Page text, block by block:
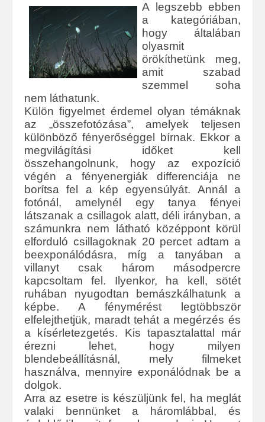
A legszebb ebben
a kategóriában,
hogy általában
olyasmit
örökíthetünk meg,
amit szabad
szemmel soha
nem láthatunk.
Külön figyelmet érdemel olyan témáknak
az „összefotózása”, amelyek teljesen
különböző fényerőséggel bírnak. Ekkor a
megvilágítási időket kell
összehangolnunk, hogy az expozíció
végén a fényenergiák differenciája ne
borítsa fel a kép egyensúlyát. Annál a
fotónál, amelynél egy tanya fényei
látszanak a csillagok alatt, déli irányban, a
számunkra nem látható középpont körül
elforduló csillagoknak 20 percet adtam a
beexponálódásra, míg a tanyában a
villanyt csak három másodpercre
kapcsoltam fel. Ilyenkor, ha kell, sötét
ruhában nyugodtan bemászkálhatunk a
képbe. A fénymérést legtöbbször
elfelejthetjük, maradt tehát a megérzés és
a kísérletezgetés. Kis tapasztalattal már
érezni lehet, hogy milyen
blendebeállításnál, mely filmeket
használva, mennyire exponálódnak be a
dolgok.
Arra az esetre is készüljünk fel, ha meglát
valaki bennünket a háromlábbal, és